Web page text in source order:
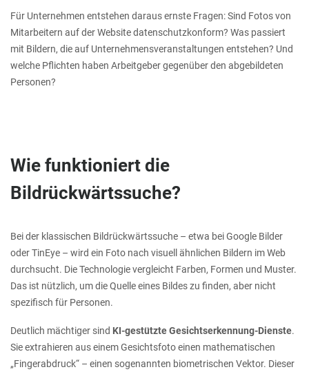
Für Unternehmen entstehen daraus ernste Fragen: Sind Fotos von
Mitarbeitern auf der Website datenschutzkonform? Was passiert
mit Bildern, die auf Unternehmensveranstaltungen entstehen? Und
welche Pflichten haben Arbeitgeber gegenüber den abgebildeten
Personen?
Wie funktioniert die
Bildrückwärtssuche?
Bei der klassischen Bildrückwärtssuche – etwa bei Google Bilder
oder TinEye – wird ein Foto nach visuell ähnlichen Bildern im Web
durchsucht. Die Technologie vergleicht Farben, Formen und Muster.
Das ist nützlich, um die Quelle eines Bildes zu finden, aber nicht
spezifisch für Personen.
Deutlich mächtiger sind KI-gestützte Gesichtserkennung-Dienste.
Sie extrahieren aus einem Gesichtsfoto einen mathematischen
„Fingerabdruck“ – einen sogenannten biometrischen Vektor. Dieser